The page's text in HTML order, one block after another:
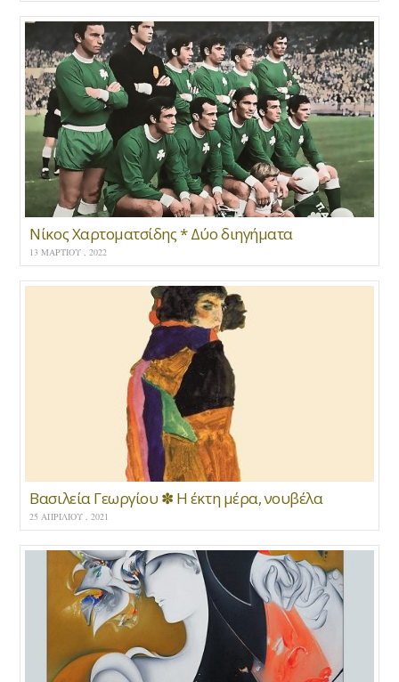
Νίκος Χαρτοματσίδης * Δύο διηγήματα
13 ΜΑΡΤΊΟΥ , 2022
Βασιλεία Γεωργίου ✽ H έκτη μέρα, νουβέλα
25 ΑΠΡΙΛΊΟΥ , 2021